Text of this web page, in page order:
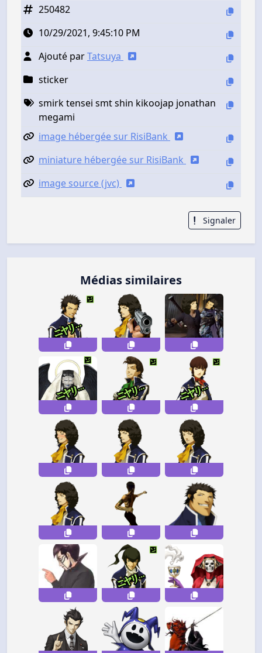
250482
10/29/2021, 9:45:10 PM
Ajouté parTatsuya
sticker
smirk tensei smt shin kikoojap jonathan
megami
image hébergée sur RisiBank
miniature hébergée sur RisiBank
image source (jvc)
Signaler
Médias similaires